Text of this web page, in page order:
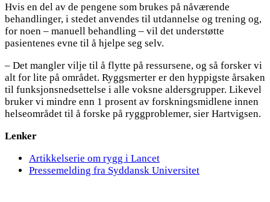
Hvis en del av de pengene som brukes på nåværende
behandlinger, i stedet anvendes til utdannelse og trening og,
for noen – manuell behandling – vil det understøtte
pasientenes evne til å hjelpe seg selv.
– Det mangler vilje til å flytte på ressursene, og så forsker vi
alt for lite på området. Ryggsmerter er den hyppigste årsaken
til funksjonsnedsettelse i alle voksne aldersgrupper. Likevel
bruker vi mindre enn 1 prosent av forskningsmidlene innen
helseområdet til å forske på ryggproblemer, sier Hartvigsen.
Lenker
Artikkelserie om rygg i Lancet
Pressemelding fra Syddansk Universitet